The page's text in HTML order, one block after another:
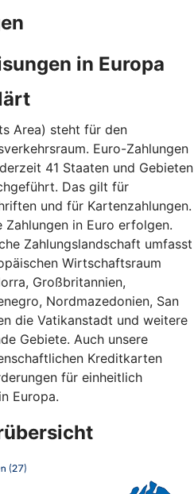
in Europa
Area) steht für den
Euro-Zahlungen
41 Staaten und Gebieten
Das gilt für
und für Kartenzahlungen.
in Euro erfolgen.
Zahlungslandschaft umfasst
Wirtschaftsraum
Großbritannien,
Nordmazedonien, San
die Vatikanstadt und weitere
Gebiete. Auch unsere
Kreditkarten
für einheitlich
Europa.